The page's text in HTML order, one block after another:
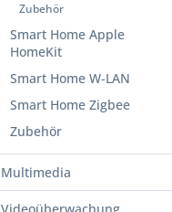
Zubehör
Smart Home Apple
HomeKit
Smart Home W-LAN
Smart Home Zigbee
Zubehör
Multimedia